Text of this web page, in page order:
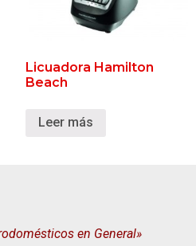
Licuadora Hamilton
Beach
Leer más
en General»